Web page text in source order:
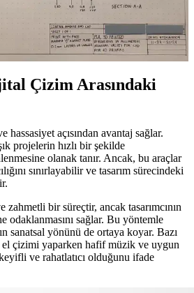
yaratıcılık ve odaklanmayı
avantajlar sunan önemli bir tasarım
sanatsal değer taşır.
Çizim Arasındaki
hassasiyet açısından avantaj sağlar.
projelerin hızlı bir şekilde
olanak tanır. Ancak, bu araçlar
sınırlayabilir ve tasarım sürecindeki
bir süreçtir, ancak tasarımcının
odaklanmasını sağlar. Bu yöntemle
sanatsal yönünü de ortaya koyar. Bazı
el çizimi yaparken hafif müzik ve uygun
keyifli ve rahatlatıcı olduğunu ifade